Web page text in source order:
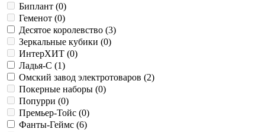
Биплант (0)
Геменот (0)
Десятое королевство (3)
Зеркальные кубики (0)
ИнтерХИТ (0)
Ладья-С (1)
Омский завод электротоваров (2)
Покерные наборы (0)
Попурри (0)
Премьер-Тойс (0)
Фанты-Геймс (6)